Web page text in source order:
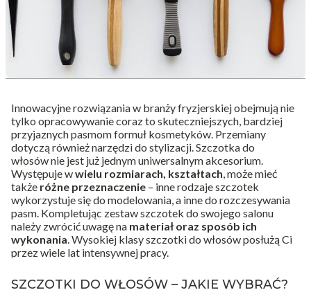
Innowacyjne rozwiązania w branży fryzjerskiej obejmują nie
tylko opracowywanie coraz to skuteczniejszych, bardziej
przyjaznych pasmom formuł kosmetyków. Przemiany
dotyczą również narzędzi do stylizacji.Szczotka do
włosównie jest już jednym uniwersalnym akcesorium.
Występuje wwielu rozmiarach, kształtach, może mieć
także różne przeznaczenie – inne rodzaje szczotek
wykorzystuje się do modelowania, a inne do rozczesywania
pasm. Kompletując zestaw szczotek do swojego salonu
należy zwrócić uwagę na materiał oraz sposób ich
wykonania. Wysokiej klasy szczotki do włosów posłużą Ci
przez wiele lat intensywnej pracy.
SZCZOTKI DO WŁOSÓW – JAKIE WYBRAĆ?